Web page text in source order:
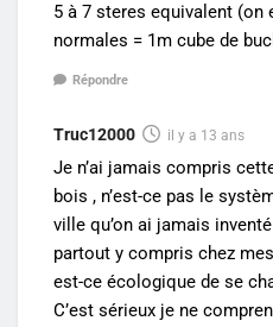
5 à 7 steres equivalent (on
normales = 1m cube de
Répondre
Truc12000 il y a 13 ans
Je n’ai jamais compris
bois , n’est-ce pas le
ville qu’on ai jamais
partout y compris chez
est-ce écologique de se
C’est sérieux je ne